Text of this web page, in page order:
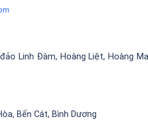
PKO dành cho bạn, để được
của PKO.
ống inox vi sinh 316
bóng, tạo độ sáng gương –
Linh Đàm, Hoàng Liệt, Hoàng
Bến Cát, Bình Dương